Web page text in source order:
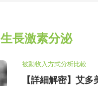
生長激素分泌
被動收入方式分析比較
【詳細解密】艾